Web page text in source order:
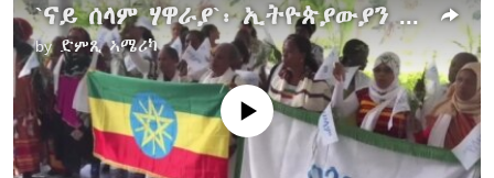
`ናይ ሰላም ሃዋራያ`፡ ኢትዮጵያውያን ኣዴታት ኣብ ምልእቲ`ታ ሃገር ብምዛር ንሰላምን ሓድነትን ይምሕጸና
by ድምጺ ኣሜሪካ
No media source currently available